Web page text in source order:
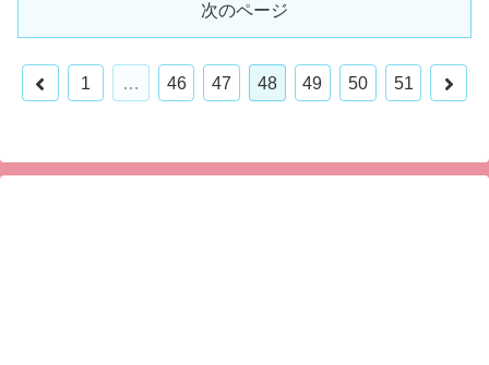
次のページ
前
1 … 46 47 48 49 50 51
次